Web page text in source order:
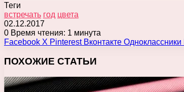
Теги
встречать год цвета
02.12.2017
0 Время чтения: 1 минута
Facebook X Pinterest Вконтакте Одноклассники
ПОХОЖИЕ СТАТЬИ